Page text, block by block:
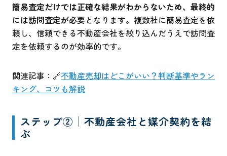
簡易査定だけでは正確な結果がわからないため、最終的
には訪問査定が必要となります。複数社に簡易査定を依
頼し、信頼できる不動産会社を絞り込んだうえで訪問査
定を依頼するのが効率的です。
関連記事：🔗不動産売却はどこがいい？判断基準やラン
キング、コツも解説
ステップ②│不動産会社と媒介契約を結
ぶ